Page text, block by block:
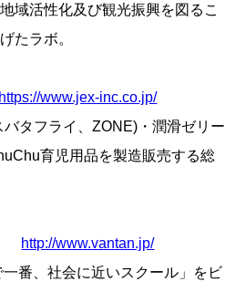
域活性化及び観光振興を図るこ
たラボ。
https://www.jex-inc.co.jp/
タフライ、ZONE)・潤滑ゼリー
育児用品を製造販売する総
http://www.vantan.jp/
番、社会に近いスクール」をビ